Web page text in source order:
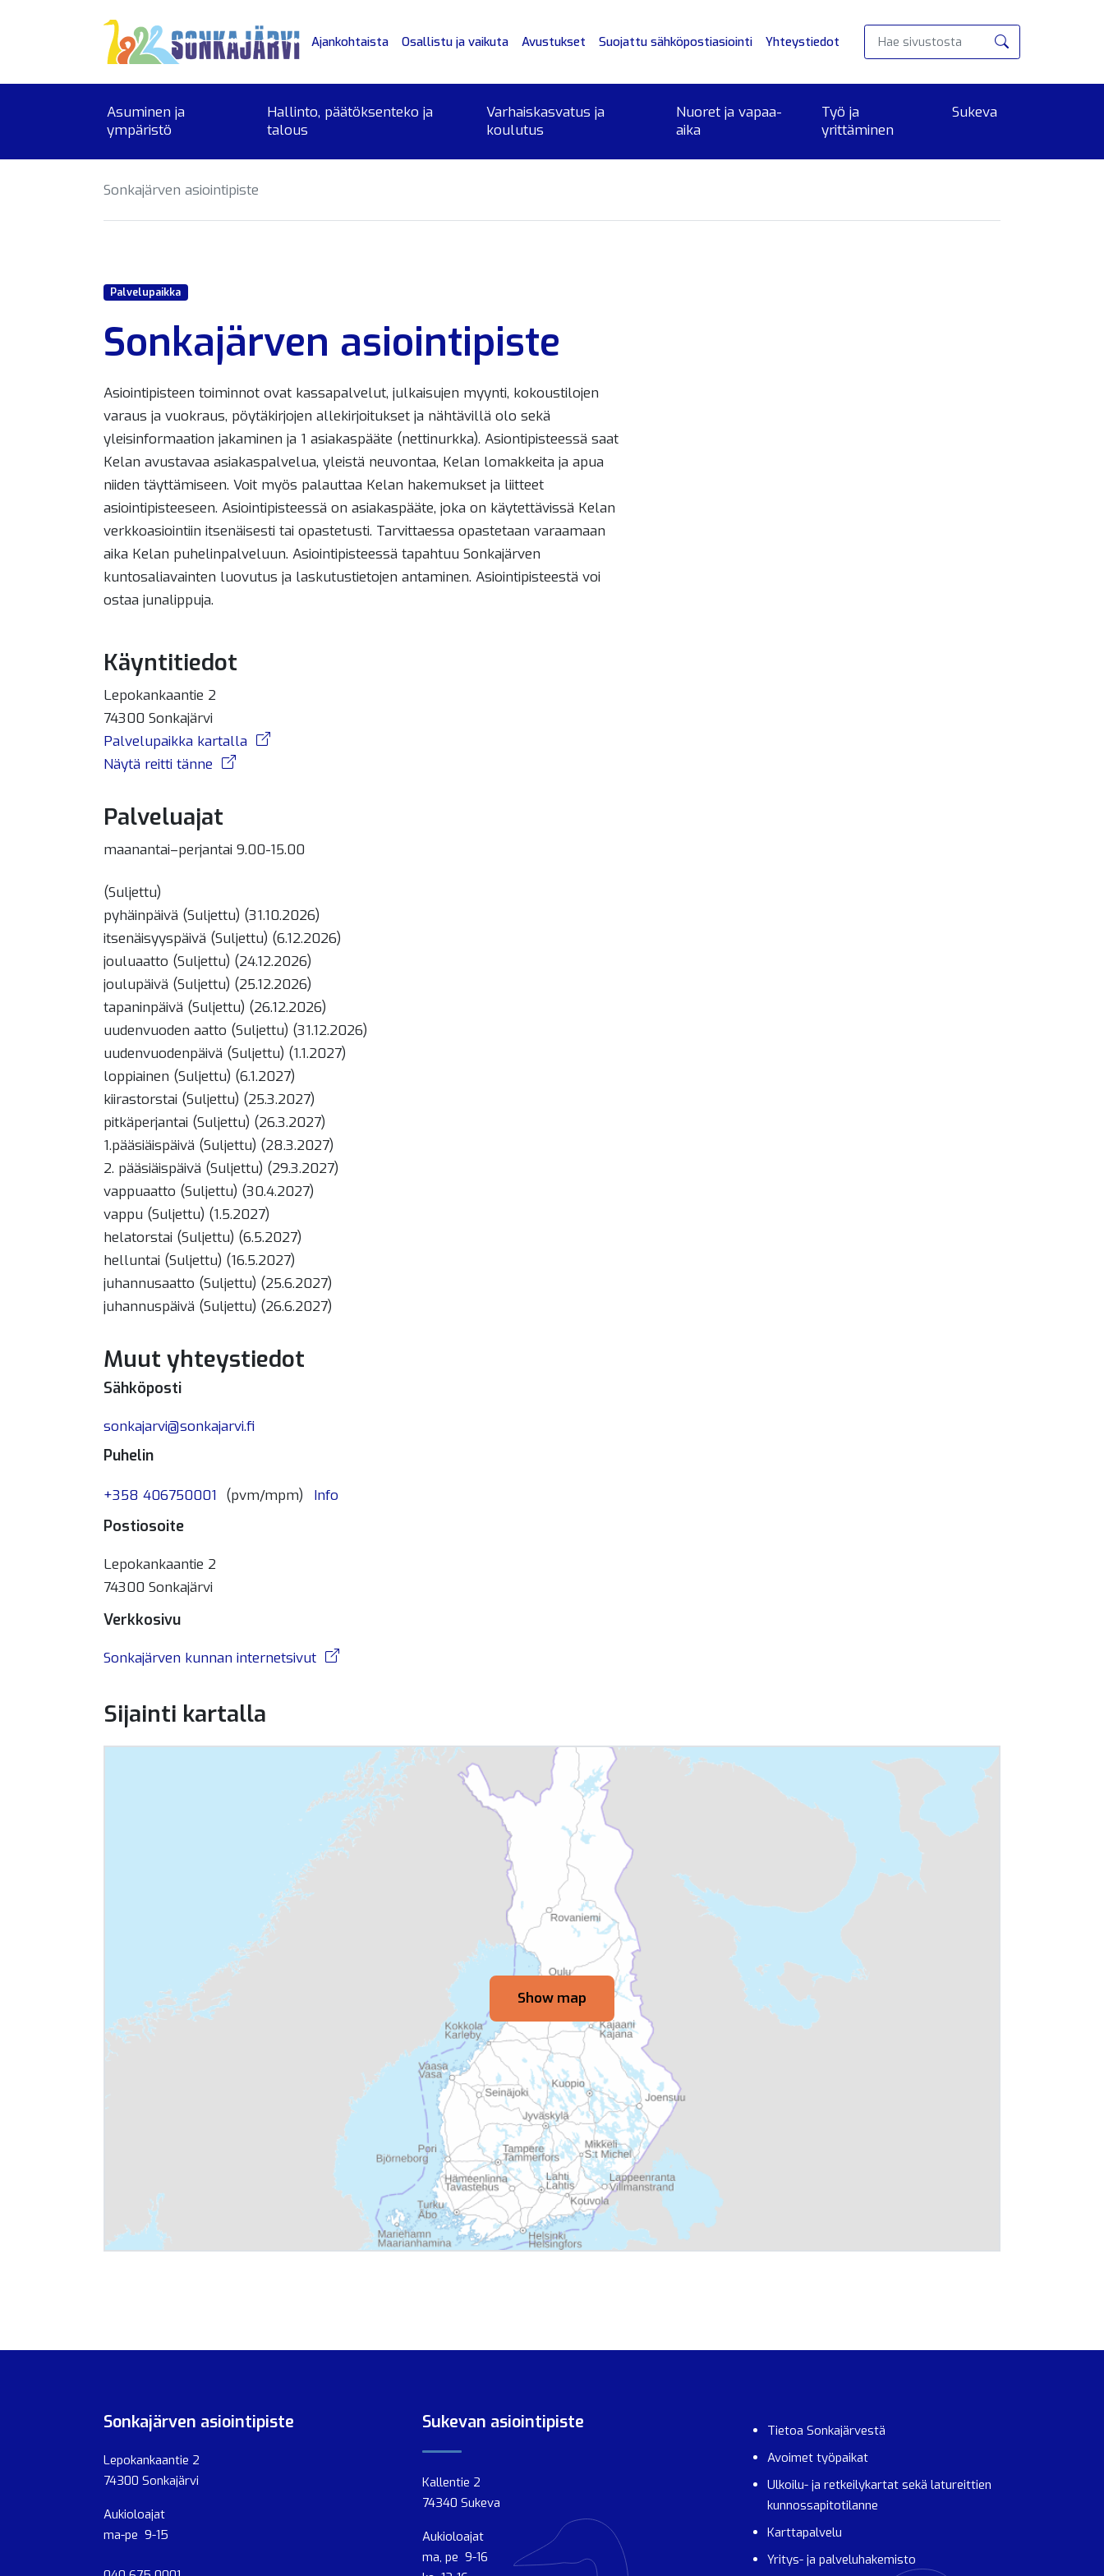
Ajankohtaista Osallistu ja vaikuta Avustukset Suojattu sähköpostiasiointi Yhteystiedot
Hae
Asuminen ja
ympäristö
Hallinto, päätöksenteko ja
talous
Varhaiskasvatus ja
koulutus
Nuoret ja vapaa-
aika
Työ ja
yrittäminen
Sukeva
Sonkajärven asiointipiste
Palvelupaikka
Sonkajärven asiointipiste
Asiointipisteen toiminnot ovat kassapalvelut, julkaisujen myynti, kokoustilojen
varaus ja vuokraus, pöytäkirjojen allekirjoitukset ja nähtävillä olo sekä
yleisinformaation jakaminen ja 1 asiakaspääte (nettinurkka). Asiontipisteessä saat
Kelan avustavaa asiakaspalvelua, yleistä neuvontaa, Kelan lomakkeita ja apua
niiden täyttämiseen. Voit myös palauttaa Kelan hakemukset ja liitteet
asiointipisteeseen. Asiointipisteessä on asiakaspääte, joka on käytettävissä Kelan
verkkoasiointiin itsenäisesti tai opastetusti. Tarvittaessa opastetaan varaamaan
aika Kelan puhelinpalveluun. Asiointipisteessä tapahtuu Sonkajärven
kuntosaliavainten luovutus ja laskutustietojen antaminen. Asiointipisteestä voi
ostaa junalippuja.
Käyntitiedot
Lepokankaantie 2
74300 Sonkajärvi
Palvelupaikka kartalla
Näytä reitti tänne
Palveluajat
maanantai–perjantai 9.00-15.00
(Suljettu)
pyhäinpäivä (Suljettu) (31.10.2026)
itsenäisyyspäivä (Suljettu) (6.12.2026)
jouluaatto (Suljettu) (24.12.2026)
joulupäivä (Suljettu) (25.12.2026)
tapaninpäivä (Suljettu) (26.12.2026)
uudenvuoden aatto (Suljettu) (31.12.2026)
uudenvuodenpäivä (Suljettu) (1.1.2027)
loppiainen (Suljettu) (6.1.2027)
kiirastorstai (Suljettu) (25.3.2027)
pitkäperjantai (Suljettu) (26.3.2027)
1.pääsiäispäivä (Suljettu) (28.3.2027)
2. pääsiäispäivä (Suljettu) (29.3.2027)
vappuaatto (Suljettu) (30.4.2027)
vappu (Suljettu) (1.5.2027)
helatorstai (Suljettu) (6.5.2027)
helluntai (Suljettu) (16.5.2027)
juhannusaatto (Suljettu) (25.6.2027)
juhannuspäivä (Suljettu) (26.6.2027)
Muut yhteystiedot
Sähköposti
sonkajarvi@sonkajarvi.fi
Puhelin
+358 406750001 (pvm/mpm) Info
Postiosoite
Lepokankaantie 2
74300 Sonkajärvi
Verkkosivu
Sonkajärven kunnan internetsivut
Sijainti kartalla
Show map
Sonkajärven asiointipiste
Lepokankaantie 2
74300 Sonkajärvi
Aukioloajat
ma-pe 9-15
Sukevan asiointipiste
Kallentie 2
74340 Sukeva
Aukioloajat
ma, pe 9-16
Tietoa Sonkajärvestä
Avoimet työpaikat
Ulkoilu- ja retkeilykartat sekä latureittien
kunnossapitotilanne
Karttapalvelu
Yritys- ja palveluhakemisto